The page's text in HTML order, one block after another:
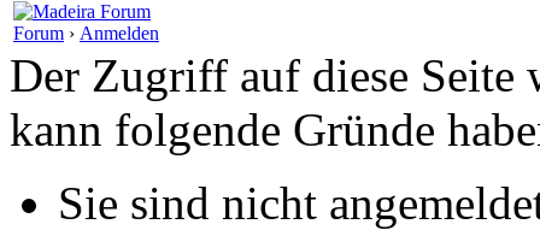
Forum › Anmelden
Der Zugriff auf diese Seite
kann folgende Gründe
Sie sind nicht